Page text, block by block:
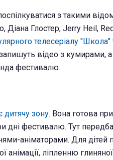
з такими
Глостер, Jerry Heil,
телесеріалу "Школа"
відео з кумирами,
фестивалю.
дитячу зону. Вона готова
дні фестивалю. Тут
аніматорами. Для дітей
анімації, ліпленню